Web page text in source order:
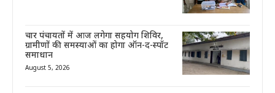
चार पंचायतों में आज लगेगा सहयोग शिविर,
ग्रामीणों की समस्याओं का होगा ऑन-द-स्पॉट
समाधान
August 5, 2026